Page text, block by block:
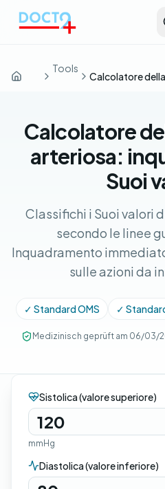
Home
Tools
Calcolatore
Calcolatore
arteriosa:
Suoi
Classifichi i Suoi valori
secondo le linee
Inquadramento
sulle azioni da
✓ Standard OMS ✓
Medizinisch geprüft am 06/03/
Sistolica (valore superiore)
mmHg
Diastolica (valore inferiore)